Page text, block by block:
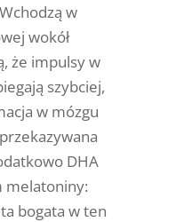
w
wokół
że impulsy w
szybciej,
w mózgu
DHA
melatoniny:
bogata w ten